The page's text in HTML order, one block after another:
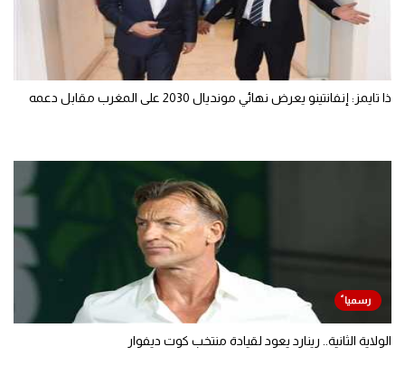
ذا تايمز: إنفانتينو يعرض نهائي مونديال 2030 على المغرب مقابل دعمه
الولاية الثانية.. رينارد يعود لقيادة منتخب كوت ديفوار